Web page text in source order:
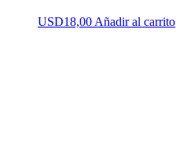
USD18,00 Añadir al carrito